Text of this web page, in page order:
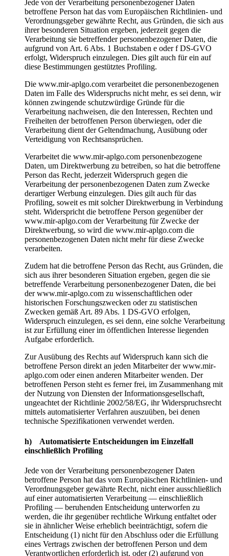
Jede von der Verarbeitung personenbezogener Daten
betroffene Person hat das vom Europäischen Richtlinien- und
Verordnungsgeber gewährte Recht, aus Gründen, die sich aus
ihrer besonderen Situation ergeben, jederzeit gegen die
Verarbeitung sie betreffender personenbezogener Daten, die
aufgrund von Art. 6 Abs. 1 Buchstaben e oder f DS-GVO
erfolgt, Widerspruch einzulegen. Dies gilt auch für ein auf
diese Bestimmungen gestütztes Profiling.
Die www.mir-aplgo.com verarbeitet die personenbezogenen
Daten im Falle des Widerspruchs nicht mehr, es sei denn, wir
können zwingende schutzwürdige Gründe für die
Verarbeitung nachweisen, die den Interessen, Rechten und
Freiheiten der betroffenen Person überwiegen, oder die
Verarbeitung dient der Geltendmachung, Ausübung oder
Verteidigung von Rechtsansprüchen.
Verarbeitet die www.mir-aplgo.com personenbezogene
Daten, um Direktwerbung zu betreiben, so hat die betroffene
Person das Recht, jederzeit Widerspruch gegen die
Verarbeitung der personenbezogenen Daten zum Zwecke
derartiger Werbung einzulegen. Dies gilt auch für das
Profiling, soweit es mit solcher Direktwerbung in Verbindung
steht. Widerspricht die betroffene Person gegenüber der
www.mir-aplgo.com der Verarbeitung für Zwecke der
Direktwerbung, so wird die www.mir-aplgo.com die
personenbezogenen Daten nicht mehr für diese Zwecke
verarbeiten.
Zudem hat die betroffene Person das Recht, aus Gründen, die
sich aus ihrer besonderen Situation ergeben, gegen die sie
betreffende Verarbeitung personenbezogener Daten, die bei
der www.mir-aplgo.com zu wissenschaftlichen oder
historischen Forschungszwecken oder zu statistischen
Zwecken gemäß Art. 89 Abs. 1 DS-GVO erfolgen,
Widerspruch einzulegen, es sei denn, eine solche Verarbeitung
ist zur Erfüllung einer im öffentlichen Interesse liegenden
Aufgabe erforderlich.
Zur Ausübung des Rechts auf Widerspruch kann sich die
betroffene Person direkt an jeden Mitarbeiter der www.mir-
aplgo.com oder einen anderen Mitarbeiter wenden. Der
betroffenen Person steht es ferner frei, im Zusammenhang mit
der Nutzung von Diensten der Informationsgesellschaft,
ungeachtet der Richtlinie 2002/58/EG, ihr Widerspruchsrecht
mittels automatisierter Verfahren auszuüben, bei denen
technische Spezifikationen verwendet werden.
h) Automatisierte Entscheidungen im Einzelfall
einschließlich Profiling
Jede von der Verarbeitung personenbezogener Daten
betroffene Person hat das vom Europäischen Richtlinien- und
Verordnungsgeber gewährte Recht, nicht einer ausschließlich
auf einer automatisierten Verarbeitung — einschließlich
Profiling — beruhenden Entscheidung unterworfen zu
werden, die ihr gegenüber rechtliche Wirkung entfaltet oder
sie in ähnlicher Weise erheblich beeinträchtigt, sofern die
Entscheidung (1) nicht für den Abschluss oder die Erfüllung
eines Vertrags zwischen der betroffenen Person und dem
Verantwortlichen erforderlich ist, oder (2) aufgrund von